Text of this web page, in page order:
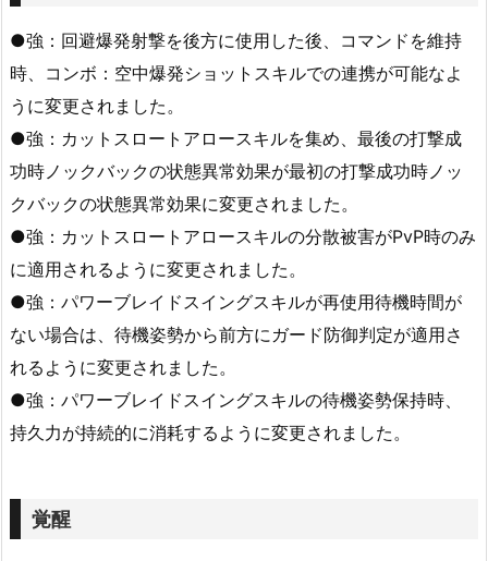
●強：回避爆発射撃を後方に使用した後、コマンドを維持
時、コンボ：空中爆発ショットスキルでの連携が可能なよ
うに変更されました。
●強：カットスロートアロースキルを集め、最後の打撃成
功時ノックバックの状態異常効果が最初の打撃成功時ノッ
クバックの状態異常効果に変更されました。
●強：カットスロートアロースキルの分散被害がPvP時のみ
に適用されるように変更されました。
●強：パワーブレイドスイングスキルが再使用待機時間が
ない場合は、待機姿勢から前方にガード防御判定が適用さ
れるように変更されました。
●強：パワーブレイドスイングスキルの待機姿勢保持時、
持久力が持続的に消耗するように変更されました。
覚醒